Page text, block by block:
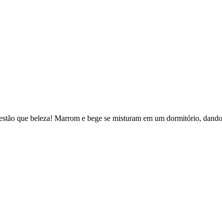
que beleza! Marrom e bege se misturam em um dormitório,